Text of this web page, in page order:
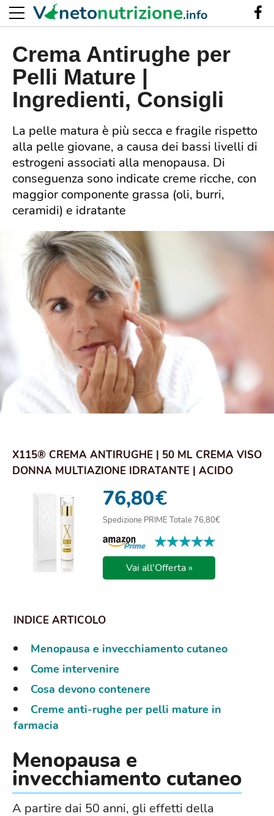
Crema Antirughe per
Pelli Mature |
Ingredienti, Consigli
La pelle matura è più secca e fragile rispetto
alla pelle giovane, a causa dei bassi livelli di
estrogeni associati alla menopausa. Di
conseguenza sono indicate creme ricche, con
maggior componente grassa (oli, burri,
ceramidi) e idratante
X115® CREMA ANTIRUGHE | 50 ML CREMA VISO
DONNA MULTIAZIONE IDRATANTE | ACIDO
76,80€
Spedizione PRIME Totale 76,80€
★★★★★
★★★★★
Vai all'Offerta »
Menopausa e invecchiamento cutaneo
Come intervenire
Cosa devono contenere
Creme anti-rughe per pelli mature in
farmacia
Menopausa e
invecchiamento cutaneo
A partire dai 50 anni, gli effetti della
V netonutrizione.info